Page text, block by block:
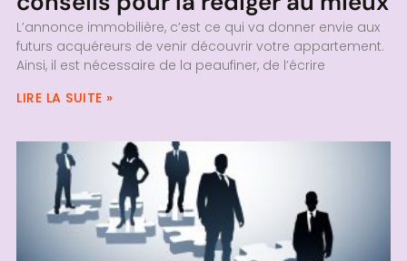
L’annonce immobilière, c’est ce qui va donner envie aux
futurs acquéreurs de venir découvrir votre appartement.
Ainsi, il est nécessaire de la peaufiner, de l’écrire
LIRE LA SUITE »